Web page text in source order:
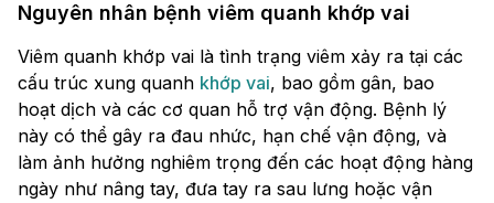
Nguyên nhân bệnh viêm quanh khớp vai
Viêm quanh khớp vai là tình trạng viêm xảy ra tại các
cấu trúc xung quanh khớp vai, bao gồm gân, bao
hoạt dịch và các cơ quan hỗ trợ vận động. Bệnh lý
này có thể gây ra đau nhức, hạn chế vận động, và
làm ảnh hưởng nghiêm trọng đến các hoạt động hàng
ngày như nâng tay, đưa tay ra sau lưng hoặc vận